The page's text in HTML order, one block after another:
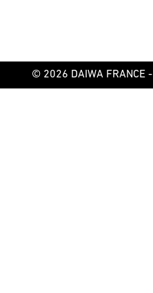
© 2026 DAIWA FRANCE -